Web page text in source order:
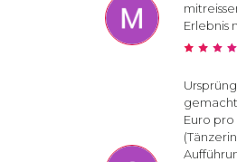
Erlebnis
Euro pro